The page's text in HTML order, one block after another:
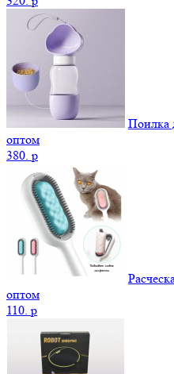
Поилка
оптом
380. p
оптом
110. p